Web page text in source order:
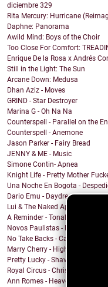
diciembre 329
Rita Mercury: Hurricane
Daphne: Panorama
Awild Mind: Boys of the Choir
Too Close For Comfort:
Enrique De la Rosa x Andrés
Still in the Light: The Sun
Arcane Down: Medusa
Dhan Aziz - Moves
GRIND - Star Destroyer
Marina G - Oh Na Na
Counterspell - Parallel on the
Counterspell - Anemone
Jason Parker - Fairy Bread
JENNY & ME - Music
Simone Contin- Apnea
Knight Life - Pretty Mother
Una Noche En Bogota -
Dario Emu - Daydream
Lui & The Naked Aphids -
A Reminder - Tonal Wakeup
Novos Paulistas - Num Piscar
No Take Backs - Caught Up
Marry Cherry - High All Night
Pretty Lucky - Shave Or Sheep
Royal Circus - Christmas in blue
Ann Romes - Heaven